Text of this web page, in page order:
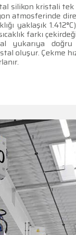
silikon kristali
atmosferinde
yaklaşık
farkı
yukarıya doğru
oluşur. Çekme